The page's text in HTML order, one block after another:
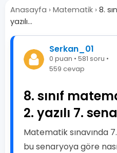
Anasayfa › Matematik › 8.
yazılı...
Serkan_01
0 puan • 581 soru •
559 cevap
8. sınıf
2. yazılı 7.
Matematik sınavında
bu senaryoya göre